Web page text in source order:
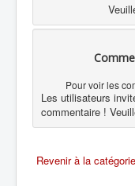
Pour voir les
Les utilisateurs
commentaire !
Revenir à la catégorie